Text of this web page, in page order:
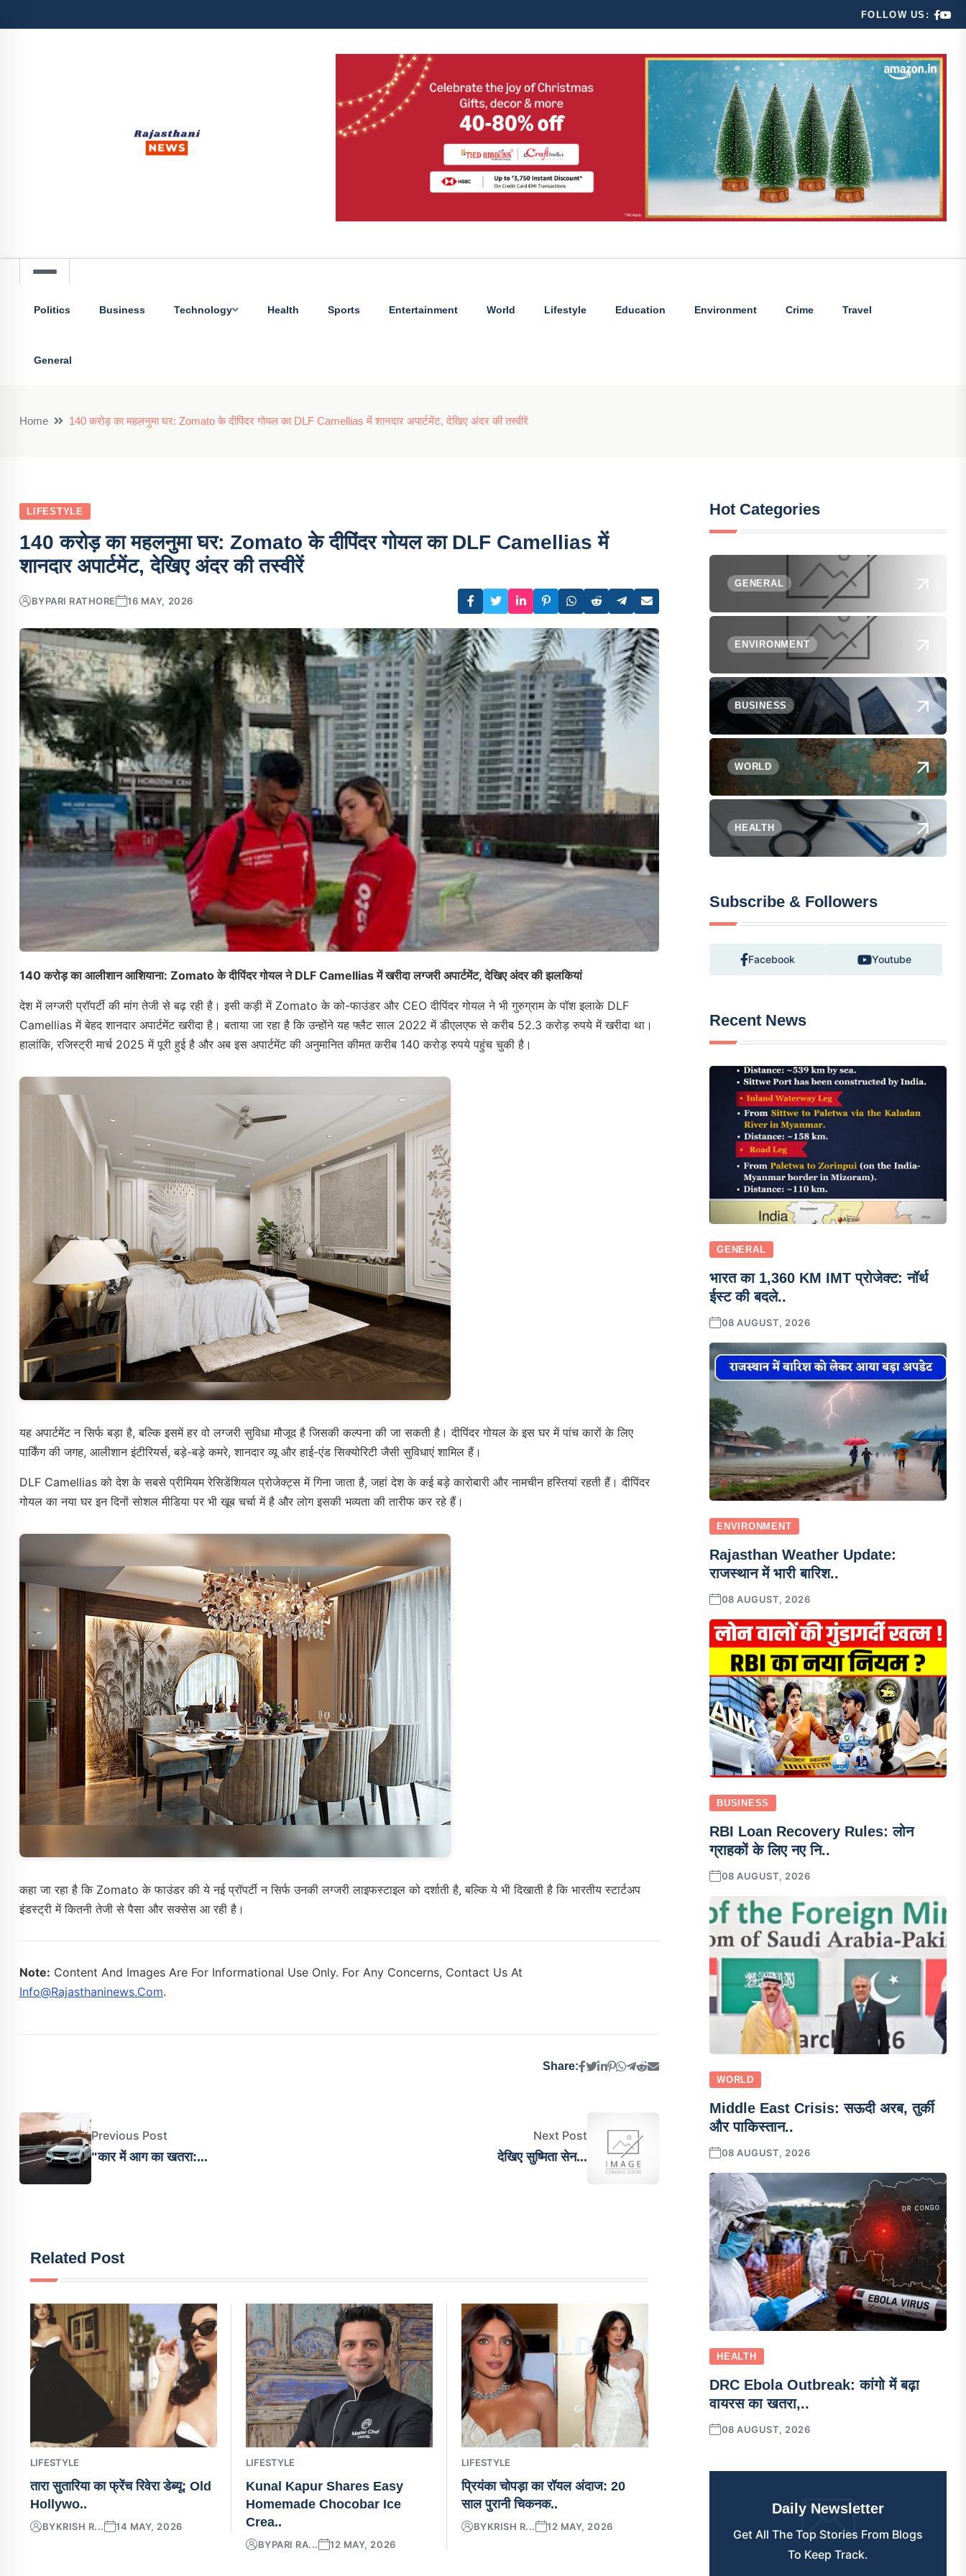
FOLLOW US:
Politics Business Technology Health Sports Entertainment World Lifestyle Education Environment Crime Travel
General
Home 140 करोड़ का महलनुमा घर: Zomato के दीपिंदर गोयल का DLF Camellias में शानदार अपार्टमेंट, देखिए अंदर की तस्वीरें
LIFESTYLE
140 करोड़ का महलनुमा घर: Zomato के दीपिंदर गोयल का DLF Camellias में
शानदार अपार्टमेंट, देखिए अंदर की तस्वीरें
BYPARI RATHORE 16 MAY, 2026
140 करोड़ का आलीशान आशियाना: Zomato के दीपिंदर गोयल ने DLF Camellias में खरीदा लग्जरी अपार्टमेंट, देखिए अंदर की झलकियां
देश में लग्जरी प्रॉपर्टी की मांग तेजी से बढ़ रही है। इसी कड़ी में Zomato के को-फाउंडर और CEO दीपिंदर गोयल ने भी गुरुग्राम के पॉश इलाके DLF
Camellias में बेहद शानदार अपार्टमेंट खरीदा है। बताया जा रहा है कि उन्होंने यह फ्लैट साल 2022 में डीएलएफ से करीब 52.3 करोड़ रुपये में खरीदा था।
हालांकि, रजिस्ट्री मार्च 2025 में पूरी हुई है और अब इस अपार्टमेंट की अनुमानित कीमत करीब 140 करोड़ रुपये पहुंच चुकी है।
यह अपार्टमेंट न सिर्फ बड़ा है, बल्कि इसमें हर वो लग्जरी सुविधा मौजूद है जिसकी कल्पना की जा सकती है। दीपिंदर गोयल के इस घर में पांच कारों के लिए
पार्किंग की जगह, आलीशान इंटीरियर्स, बड़े-बड़े कमरे, शानदार व्यू और हाई-एंड सिक्योरिटी जैसी सुविधाएं शामिल हैं।
DLF Camellias को देश के सबसे प्रीमियम रेसिडेंशियल प्रोजेक्ट्स में गिना जाता है, जहां देश के कई बड़े कारोबारी और नामचीन हस्तियां रहती हैं। दीपिंदर
गोयल का नया घर इन दिनों सोशल मीडिया पर भी खूब चर्चा में है और लोग इसकी भव्यता की तारीफ कर रहे हैं।
कहा जा रहा है कि Zomato के फाउंडर की ये नई प्रॉपर्टी न सिर्फ उनकी लग्जरी लाइफस्टाइल को दर्शाती है, बल्कि ये भी दिखाती है कि भारतीय स्टार्टअप
इंडस्ट्री में कितनी तेजी से पैसा और सक्सेस आ रही है।
Note: Content And Images Are For Informational Use Only. For Any Concerns, Contact Us At
Info@rajasthaninews.com.
Share:
Previous Post
"कार में आग का खतरा:...
Next Post
देख‍िए सुष्मिता सेन...
Related Post
LIFESTYLE
तारा सुतारिया का फ्रेंच रिवेरा डेब्यू: Old
Hollywo..
BYKRISH R... 14 MAY, 2026
LIFESTYLE
Kunal Kapur Shares Easy
Homemade Chocobar Ice
Crea..
BYPARI RA... 12 MAY, 2026
LIFESTYLE
प्रियंका चोपड़ा का रॉयल अंदाज: 20
साल पुरानी चिकनक..
BYKRISH R... 12 MAY, 2026
Hot Categories
GENERAL
ENVIRONMENT
BUSINESS
WORLD
HEALTH
Subscribe & Followers
Facebook Youtube
Recent News
GENERAL
भारत का 1,360 KM IMT प्रोजेक्ट: नॉर्थ
ईस्ट की बदले..
08 AUGUST, 2026
ENVIRONMENT
Rajasthan Weather Update:
राजस्थान में भारी बारिश..
08 AUGUST, 2026
BUSINESS
RBI Loan Recovery Rules: लोन
ग्राहकों के लिए नए नि..
08 AUGUST, 2026
WORLD
Middle East Crisis: सऊदी अरब, तुर्की
और पाकिस्तान..
08 AUGUST, 2026
HEALTH
DRC Ebola Outbreak: कांगो में बढ़ा
वायरस का खतरा,..
08 AUGUST, 2026
Daily Newsletter
Get All The Top Stories From Blogs
To Keep Track.